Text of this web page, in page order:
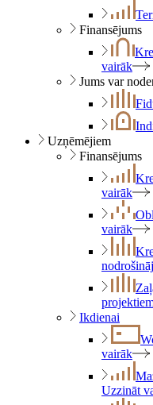
Finansējums
vairāk
Jums var
Uzņēmējiem
Finansējums
vairāk
vairāk
Ikdienai
vairāk
Uzzināt